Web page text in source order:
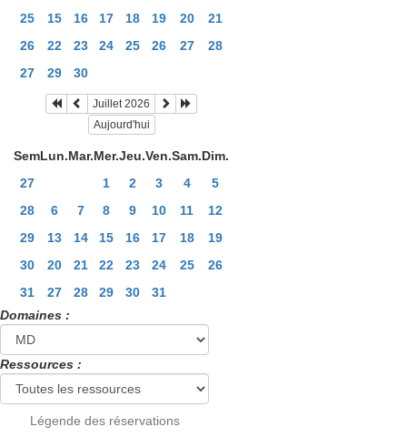
25
15 16 17 18 19 20
21
26
22 23 24 25 26 27
28
27
29 30
Juillet 2026
Aujourd'hui
SemLun.Mar.Mer.Jeu.Ven.Sam.Dim.
27
1 2 3 4
5
28
6 7 8 9 10 11
12
29
13 14 15 16 17 18
19
30
20 21 22 23 24 25
26
31
27 28 29 30
31
Domaines :
Ressources :
Légende des réservations